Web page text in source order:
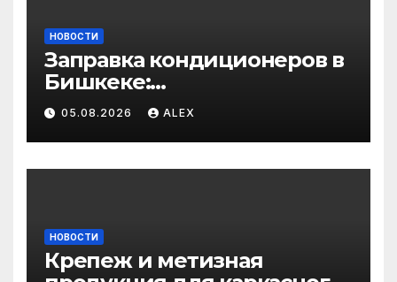
НОВОСТИ
Заправка кондиционеров в
Бишкеке:
профессиональные услуги
для дома и авто
05.08.2026 ALEX
НОВОСТИ
Крепеж и метизная